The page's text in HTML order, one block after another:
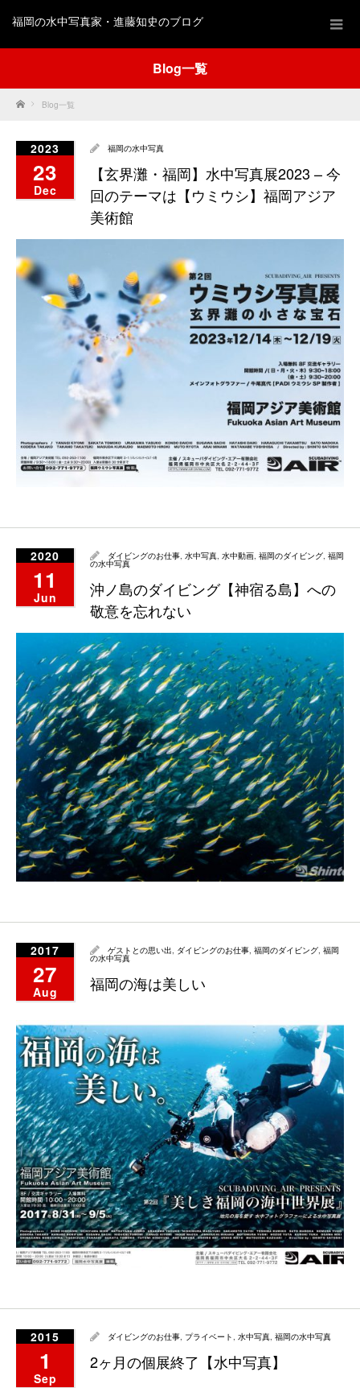
福岡の水中写真家・進藤知史のブログ
Blog一覧
Home Blog一覧
2023
23
Dec
福岡の水中写真
【玄界灘・福岡】水中写真展2023 – 今
回のテーマは【ウミウシ】福岡アジア
美術館
2020
11
Jun
ダイビングのお仕事, 水中写真, 水中動画, 福岡のダイビング, 福岡
の水中写真
沖ノ島のダイビング【神宿る島】への
敬意を忘れない
2017
27
Aug
ゲストとの思い出, ダイビングのお仕事, 福岡のダイビング, 福岡
の水中写真
福岡の海は美しい
2015
1
Sep
ダイビングのお仕事, プライベート, 水中写真, 福岡の水中写真
2ヶ月の個展終了【水中写真】